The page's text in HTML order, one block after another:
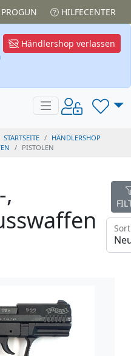
HILFECENTER
Händlershop verlassen
STARTSEITE
HÄNDLERSHOP
PISTOLEN